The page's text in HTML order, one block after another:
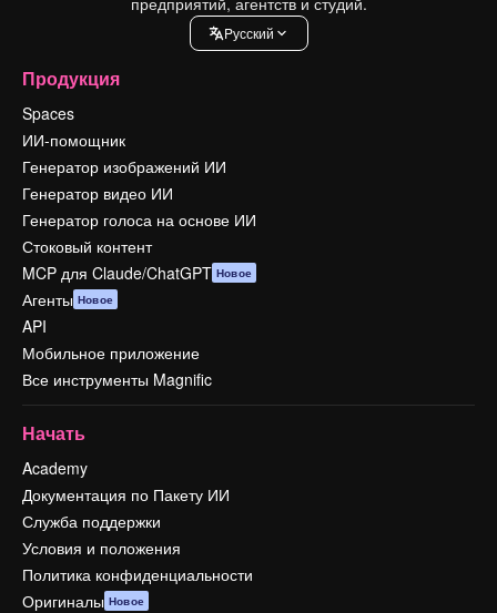
Pусский
Продукция
Spaces
ИИ-помощник
Генератор изображений ИИ
Генератор видео ИИ
Генератор голоса на основе ИИ
Стоковый контент
MCP для Claude/ChatGPT Новое
Агенты Новое
API
Мобильное приложение
Все инструменты Magnific
Начать
Academy
Документация по Пакету ИИ
Служба поддержки
Условия и положения
Политика конфиденциальности
Оригиналы Новое